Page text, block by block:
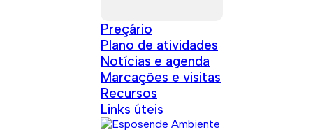
Preçário
Plano de atividades
Notícias e agenda
Marcações e visitas
Recursos
Links úteis